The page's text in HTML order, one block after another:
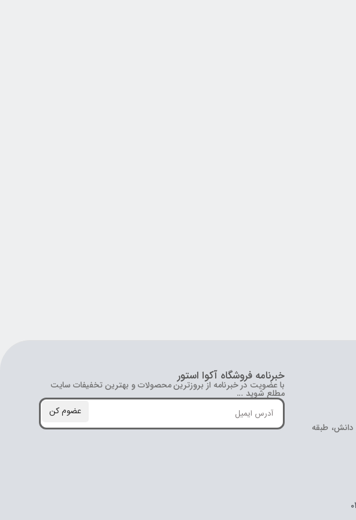
دانش، طبقه
خبرنامه فروشگاه آکوا استور
با عضویت در خبرنامه از بروز‌ترین محصولات و بهترین تخفیفات سایت
مطلع شوید ...
عضوم کن